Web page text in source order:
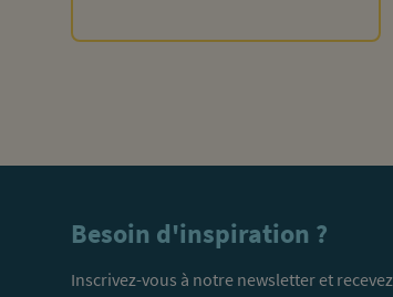
Besoin d'inspiration ?
Inscrivez-vous à notre newsletter et